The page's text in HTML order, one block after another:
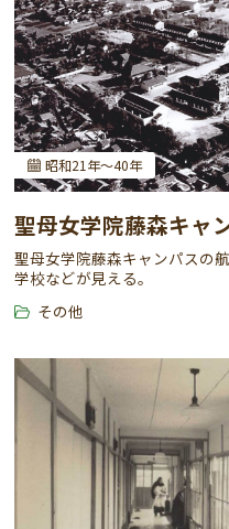
昭和21年～40年
聖母女学院藤森キャ
聖母女学院藤森キャンパスの
学校などが見える。
その他